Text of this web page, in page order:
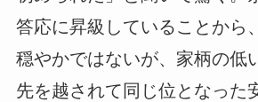
答応に昇級していることから
穏やかではないが、家柄の低
先を越されて同じ位となった